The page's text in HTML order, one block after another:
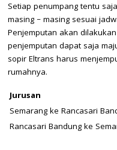
Setiap penumpang tentu
masing – masing sesuai
Penjemputan akan
penjemputan dapat saja
sopir Eltrans harus
rumahnya.
Jurusan
Semarang ke Rancasari
Rancasari Bandung ke